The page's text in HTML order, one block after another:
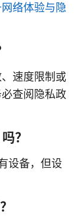
络体验与隐
速度限制或
查阅隐私政
？
设备，但设